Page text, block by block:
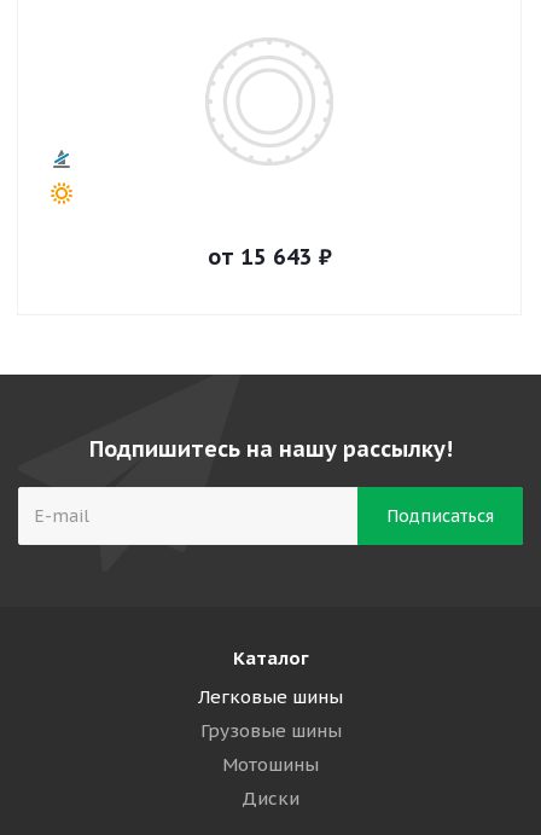
от 15 643 ₽
Подпишитесь на нашу рассылку!
Каталог
Легковые шины
Грузовые шины
Мотошины
Диски